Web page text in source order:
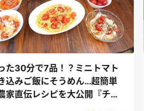
た30分で7品！？ミニトマト
込みご飯にそうめん…超簡単
家直伝レシピを大公開『チャ